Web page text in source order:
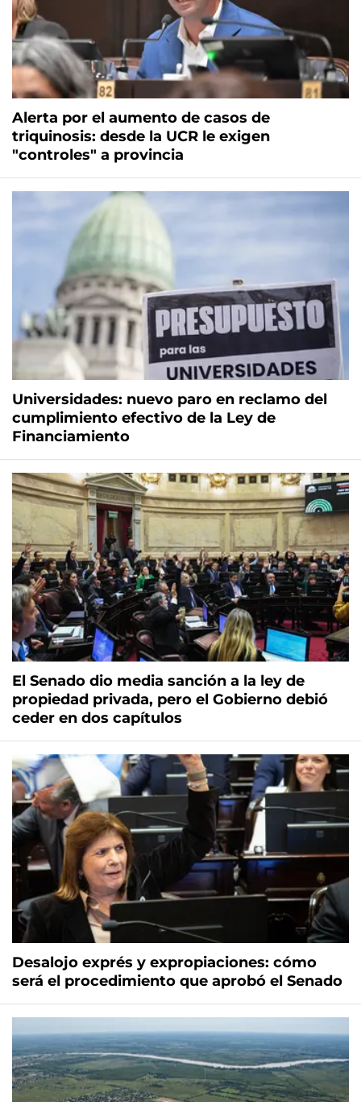
Alerta por el aumento de casos de
triquinosis: desde la UCR le exigen
"controles" a provincia
Universidades: nuevo paro en reclamo del
cumplimiento efectivo de la Ley de
Financiamiento
El Senado dio media sanción a la ley de
propiedad privada, pero el Gobierno debió
ceder en dos capítulos
Desalojo exprés y expropiaciones: cómo
será el procedimiento que aprobó el Senado